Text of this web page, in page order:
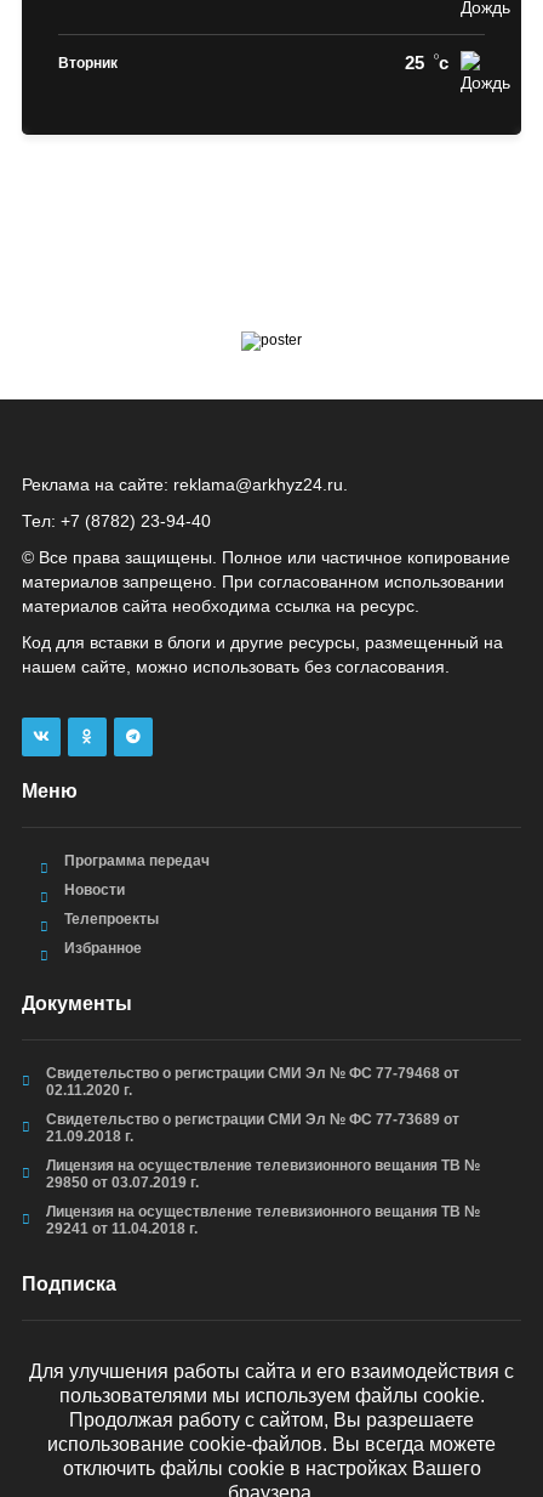
Вторник 25 c
Реклама на сайте: reklama@arkhyz24.ru
Тел: +7 (8782) 23‑94‑40
© Все права защищены. Полное или частичное копирование
материалов запрещено. При согласованном использовании
материалов сайта необходима ссылка на ресурс.
Код для вставки в блоги и другие ресурсы, размещенный на
нашем сайте, можно использовать без согласования.
Меню
Программа передач
Новости
Телепроекты
Избранное
Документы
Свидетельство о регистрации СМИ Эл № ФС 77-79468 от
02.11.2020 г.
Свидетельство о регистрации СМИ Эл № ФС 77-73689 от
21.09.2018 г.
Лицензия на осуществление телевизионного вещания ТВ №
29850 от 03.07.2019 г.
Лицензия на осуществление телевизионного вещания ТВ №
29241 от 11.04.2018 г.
Подписка
ОТПРАВИТЬ
Для улучшения работы сайта и его взаимодействия с
пользователями мы используем файлы cookie.
Продолжая работу с сайтом, Вы разрешаете
использование cookie-файлов. Вы всегда можете
отключить файлы cookie в настройках Вашего
браузера.